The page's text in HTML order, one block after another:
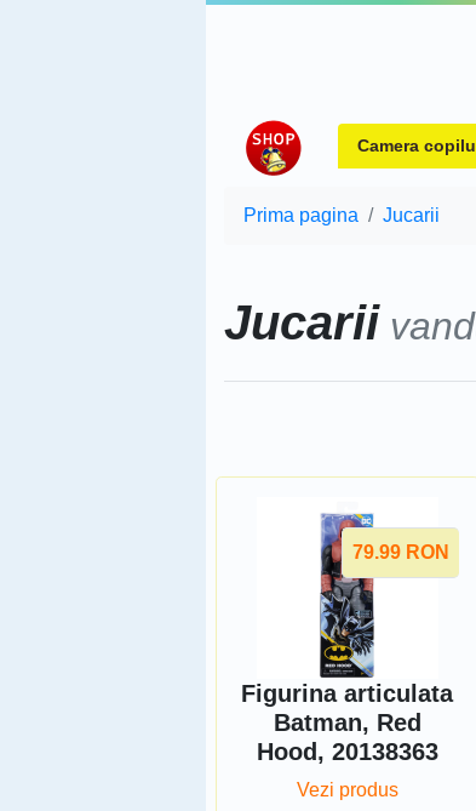
Camera
Prima pagina Jucarii
Jucarii
79.99 RON
Figurina articulata
Batman, Red
Hood, 20138363
Vezi produs